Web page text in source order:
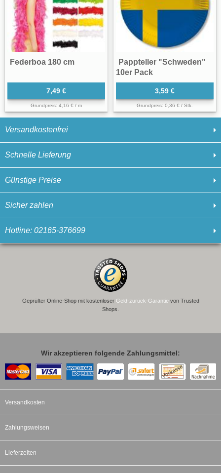
Versandkostenfrei
Schnelle Lieferung
Günstige Preise
Sicher zahlen
Hotline: 02165-376699
Federboa 180 cm
7,49 €
Grundpreis: 4,16 € / m
Pappteller "Schweden"
10er Pack
3,59 €
Grundpreis: 0,36 € / Stk.
Geprüfter Online-Shop mit kostenloser Geld-zurück-Garantievon Trusted
Shops.
Wir akzeptieren folgende Zahlungsmittel:
Versandkosten
Zahlungsweisen
Lieferzeiten